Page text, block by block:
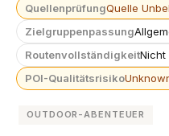
QuellenprüfungQuelle
Zielgruppenpassung
RoutenvollständigkeitNicht
POI-Qualitätsrisiko
OUTDOOR-ABENTEUER